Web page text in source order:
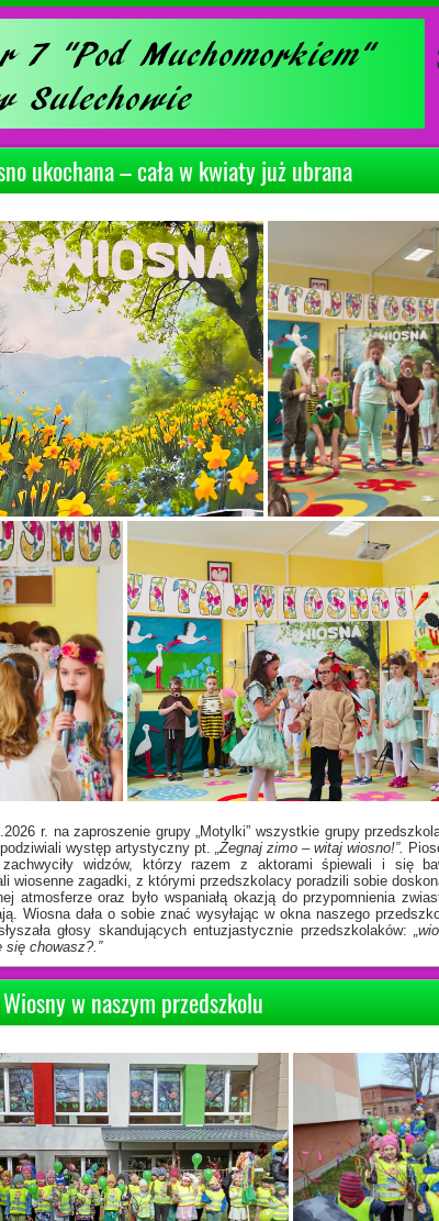
ukochana – cała w kwiaty już ubrana
r. na zaproszenie grupy „Motylki” wszystkie grupy
występ artystyczny pt.
„Żegnaj zimo – witaj wiosno!”.
widzów, którzy razem z aktorami śpiewali i się
wiosenne zagadki, z którymi przedszkolacy poradzili sobie
atmosferze oraz było wspaniałą okazją do przypomnienia
Wiosna dała o sobie znać wysyłając w okna naszego
głosy skandujących entuzjastycznie przedszkolaków:
się chowasz?.”
w naszym przedszkolu